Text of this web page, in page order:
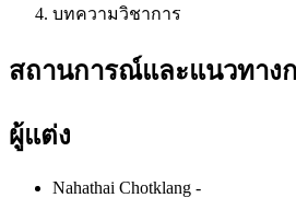
บทความวิชาการ
สถานการณ์และแนวทาง
ผู้แต่ง
Nahathai Chotklang -